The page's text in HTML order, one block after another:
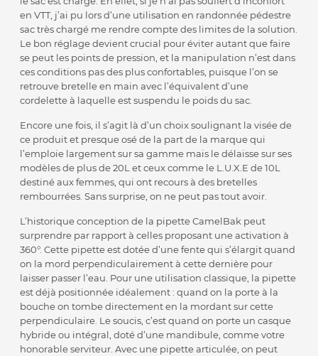
en VTT, j’ai pu lors d’une utilisation en randonnée pédestre
sac très chargé me rendre compte des limites de la solution.
Le bon réglage devient crucial pour éviter autant que faire
se peut les points de pression, et la manipulation n’est dans
ces conditions pas des plus confortables, puisque l’on se
retrouve bretelle en main avec l’équivalent d’une
cordelette à laquelle est suspendu le poids du sac.
Encore une fois, il s’agit là d’un choix soulignant la visée de
ce produit et presque osé de la part de la marque qui
l’emploie largement sur sa gamme mais le délaisse sur ses
modèles de plus de 20L et ceux comme le L.U.X.E de 10L
destiné aux femmes, qui ont recours à des bretelles
rembourrées. Sans surprise, on ne peut pas tout avoir.
L’historique conception de la pipette CamelBak peut
surprendre par rapport à celles proposant une activation à
360°. Cette pipette est dotée d’une fente qui s’élargit quand
on la mord perpendiculairement à cette dernière pour
laisser passer l’eau. Pour une utilisation classique, la pipette
est déjà positionnée idéalement : quand on la porte à la
bouche on tombe directement en la mordant sur cette
perpendiculaire. Le soucis, c’est quand on porte un casque
hybride ou intégral, doté d’une mandibule, comme votre
honorable serviteur. Avec une pipette articulée, on peut